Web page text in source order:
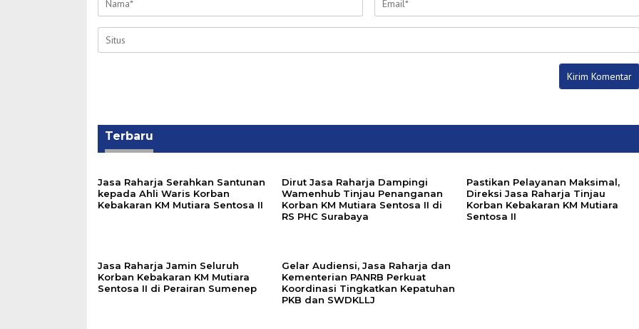
Terbaru
Jasa Raharja Serahkan Santunan
kepada Ahli Waris Korban
Kebakaran KM Mutiara Sentosa II
Dirut Jasa Raharja Dampingi
Wamenhub Tinjau Penanganan
Korban KM Mutiara Sentosa II di
RS PHC Surabaya
Pastikan Pelayanan Maksimal,
Direksi Jasa Raharja Tinjau
Korban Kebakaran KM Mutiara
Sentosa II
Jasa Raharja Jamin Seluruh
Korban Kebakaran KM Mutiara
Sentosa II di Perairan Sumenep
Gelar Audiensi, Jasa Raharja dan
Kementerian PANRB Perkuat
Koordinasi Tingkatkan Kepatuhan
PKB dan SWDKLLJ